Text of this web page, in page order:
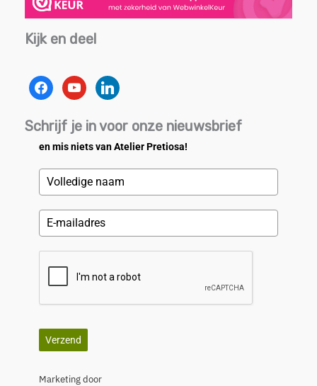
Kijk en deel
facebookyoutubelinkedin
Schrijf je in voor onze nieuwsbrief
en mis niets van Atelier Pretiosa!
Verzend
Marketing door